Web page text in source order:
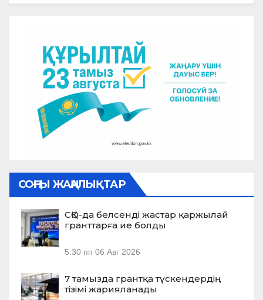
СОҢҒЫ ЖАҢАЛЫҚТАР
СҚО-да белсенді жастар қаржылай
гранттарға ие болды
5:30 пп 06 Авг 2026
7 тамызда грантқа түскендердің
тізімі жарияланады